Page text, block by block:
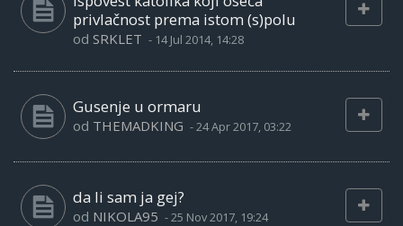
privlačnost prema istom (s)polu
od SRKLET - 14 Jul 2014, 14:28
Gusenje u ormaru
od THEMADKING -24 Apr 2017, 03:22
da li sam ja gej?
od NIKOLA95 -25 Nov 2017, 19:24